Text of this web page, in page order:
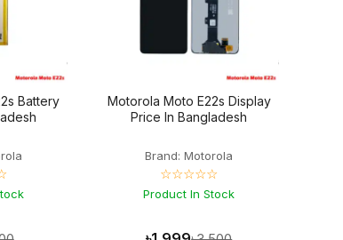
Battery
Motorola Moto E22s Display
Price In Bangladesh
Brand: Motorola
☆☆☆☆☆
Product In Stock